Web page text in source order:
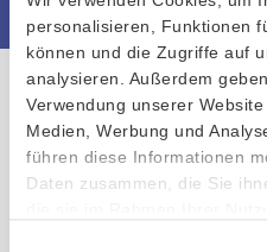
personalisieren, Funktionen
können und die Zugriffe auf
analysieren. Außerdem
Verwendung unserer
Medien, Werbung und
führen diese Informationen
Daten zusammen, die Sie
wenigen Klicks